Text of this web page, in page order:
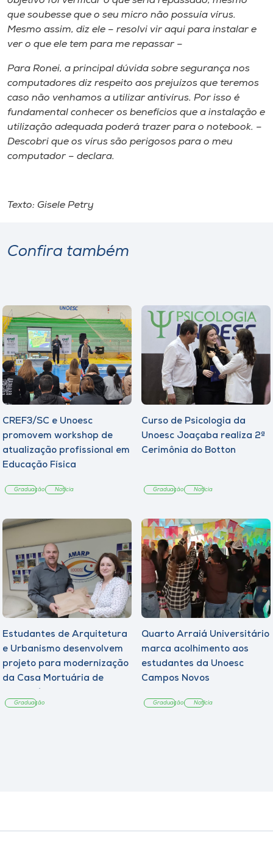
que soubesse que o seu micro não possuía vírus.
Mesmo assim, diz ele – resolvi vir aqui para instalar e
ver o que ele tem para me repassar –
Para Ronei, a principal dúvida sobre segurança nos
computadores diz respeito aos prejuízos que teremos
caso não venhamos a utilizar antivírus. Por isso é
fundamental conhecer os benefícios que a instalação e
utilização adequada poderá trazer para o notebook. –
Descobri que os vírus são perigosos para o meu
computador – declara.
Texto: Gisele Petry
Confira também
CREF3/SC e Unoesc
promovem workshop de
atualização profissional em
Educação Física
Graduação Notícia
Curso de Psicologia da
Unoesc Joaçaba realiza 2ª
Cerimônia do Botton
Graduação Notícia
Estudantes de Arquitetura
e Urbanismo desenvolvem
projeto para modernização
da Casa Mortuária de
Graduação
Quarto Arraiá Universitário
marca acolhimento aos
estudantes da Unoesc
Campos Novos
Graduação Notícia